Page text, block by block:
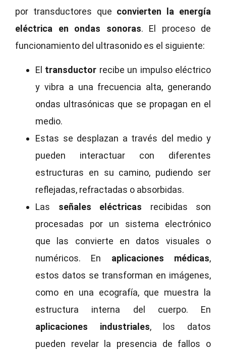
por transductores que convierten la energía
eléctrica en ondas sonoras. El proceso de
funcionamiento del ultrasonido es el siguiente:
El transductor recibe un impulso eléctrico
y vibra a una frecuencia alta, generando
ondas ultrasónicas que se propagan en el
medio.
Estas se desplazan a través del medio y
pueden interactuar con diferentes
estructuras en su camino, pudiendo ser
reflejadas, refractadas o absorbidas.
Las señales eléctricas recibidas son
procesadas por un sistema electrónico
que las convierte en datos visuales o
numéricos. En aplicaciones médicas,
estos datos se transforman en imágenes,
como en una ecografía, que muestra la
estructura interna del cuerpo. En
aplicaciones industriales, los datos
pueden revelar la presencia de fallos o